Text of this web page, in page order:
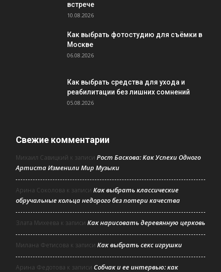
встрече
10.08.2026
Как выбрать фотостудию для съёмки в
Москве
06.08.2026
Как выбрать средства для ухода и
реабилитации без лишних сомнений
05.08.2026
Свежие комментарии
Михаил Савицкий к записи Рост Баскова: Как Успехи Одного
Артиста Изменили Мир Музыки
Арина Соколова к записи Как выбрать классические
обручальные кольца недорого без потери качества
Злата Михеева к записи Как нарисовать деревянную церковь
Милана Фетисова к записи Как выбрать секс игрушки
Арина Федотова к записи Собчак и ее интервью: как